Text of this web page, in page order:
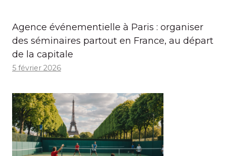
Agence événementielle à Paris : organiser
des séminaires partout en France, au départ
de la capitale
5 février 2026